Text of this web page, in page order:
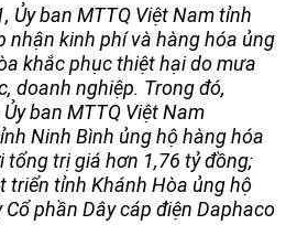
Ủy ban MTTQ Việt Nam tỉnh
nhận kinh phí và hàng hóa ủng
khắc phục thiệt hại do mưa
doanh nghiệp. Trong đó,
ban MTTQ Việt Nam
Ninh Bình ủng hộ hàng hóa
tổng trị giá hơn 1,76 tỷ đồng;
triển tỉnh Khánh Hòa ủng hộ
phần Dây cáp điện Daphaco